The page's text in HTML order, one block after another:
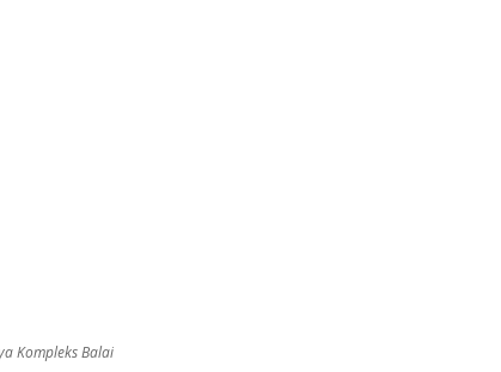
Kompleks Balai